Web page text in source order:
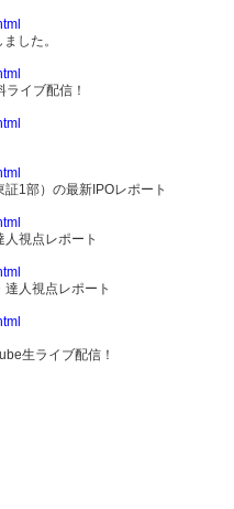
した。
イブ配信！
1部）の最新IPOレポート
視点レポート
人視点レポート
生ライブ配信！